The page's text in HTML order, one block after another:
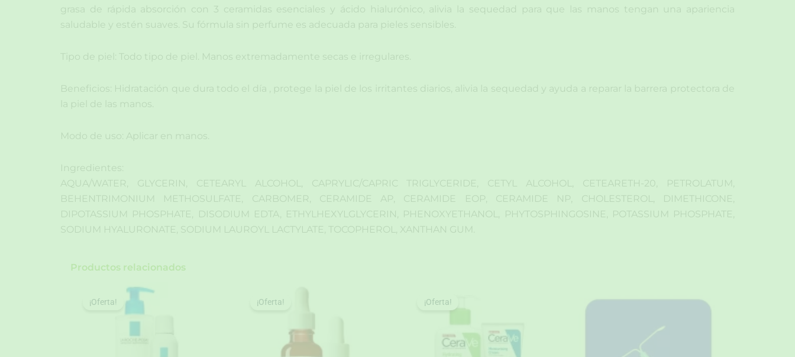
grasa de rápida absorción con 3 ceramidas esenciales y ácido hialurónico, alivia la sequedad para que las manos tengan una apariencia
saludable y estén suaves. Su fórmula sin perfume es adecuada para pieles sensibles.
Tipo de piel: Todo tipo de piel. Manos extremadamente secas e irregulares.
Beneficios: Hidratación que dura todo el día , protege la piel de los irritantes diarios, alivia la sequedad y ayuda a reparar la barrera protectora de
la piel de las manos.
Modo de uso: Aplicar en manos.
Ingredientes:
AQUA/WATER, GLYCERIN, CETEARYL ALCOHOL, CAPRYLIC/CAPRIC TRIGLYCERIDE, CETYL ALCOHOL, CETEARETH-20, PETROLATUM,
BEHENTRIMONIUM METHOSULFATE, CARBOMER, CERAMIDE AP, CERAMIDE EOP, CERAMIDE NP, CHOLESTEROL, DIMETHICONE,
DIPOTASSIUM PHOSPHATE, DISODIUM EDTA, ETHYLHEXYLGLYCERIN, PHENOXYETHANOL, PHYTOSPHINGOSINE, POTASSIUM PHOSPHATE,
SODIUM HYALURONATE, SODIUM LAUROYL LACTYLATE, TOCOPHEROL, XANTHAN GUM.
Productos relacionados
¡Oferta!
¡Oferta! ¡Oferta!
¡Oferta! ¡Oferta!
¡Oferta!